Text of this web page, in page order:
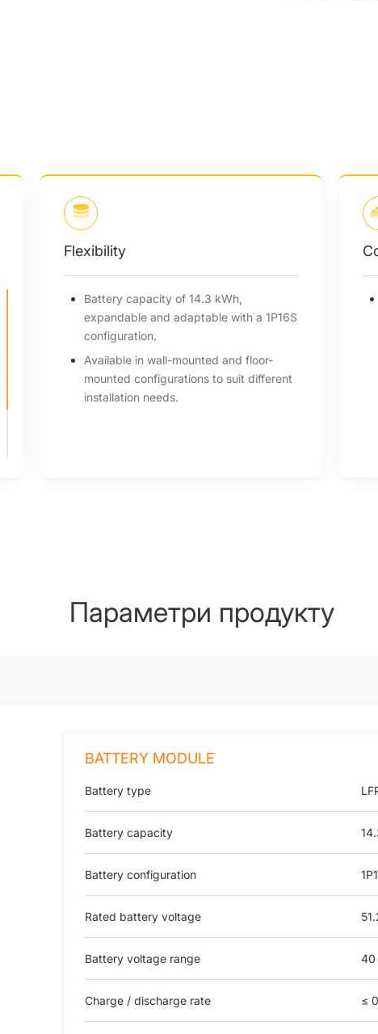
Flexibility
Battery capacity of 14.3 kWh,
expandable and adaptable with a 1P16S
configuration.
Available in wall-mounted and floor-
mounted configurations to suit different
installation needs.
Параметри продукту
BATTERY MODULE
Battery type
Battery capacity
Battery configuration
Rated battery voltage
Battery voltage range 40
Charge / discharge rate ≤